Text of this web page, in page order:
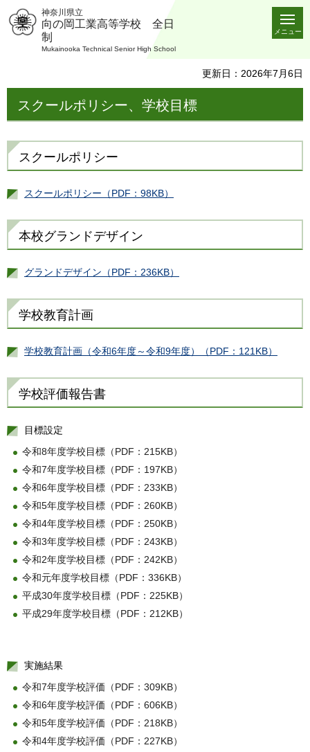
神奈川県立
向の岡工業高等学校 全日
制
Mukainooka Technical Senior High School
メニュー
更新日：2026年7月6日
スクールポリシー、学校目標
スクールポリシー
スクールポリシー（PDF：98KB）
本校グランドデザイン
グランドデザイン（PDF：236KB）
学校教育計画
学校教育計画（令和6年度～令和9年度）（PDF：121KB）
学校評価報告書
目標設定
令和8年度学校目標（PDF：215KB）
令和7年度学校目標（PDF：197KB）
令和6年度学校目標（PDF：233KB）
令和5年度学校目標（PDF：260KB）
令和4年度学校目標（PDF：250KB）
令和3年度学校目標（PDF：243KB）
令和2年度学校目標（PDF：242KB）
令和元年度学校目標（PDF：336KB）
平成30年度学校目標（PDF：225KB）
平成29年度学校目標（PDF：212KB）
実施結果
令和7年度学校評価（PDF：309KB）
令和6年度学校評価（PDF：606KB）
令和5年度学校評価（PDF：218KB）
令和4年度学校評価（PDF：227KB）